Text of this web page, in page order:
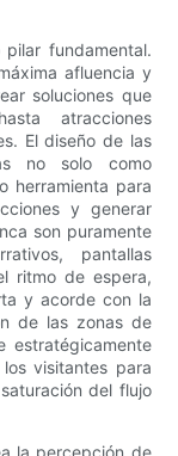
fundamental.
afluencia y
soluciones que
atracciones
El diseño de las
no solo como
herramienta para
y generar
son puramente
pantallas
ritmo de espera,
y acorde con la
de las zonas de
estratégicamente
visitantes para
del flujo